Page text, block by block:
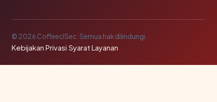
© 2026 CoffeeclSec. Semua hak dilindungi.
Kebijakan Privasi·Syarat Layanan